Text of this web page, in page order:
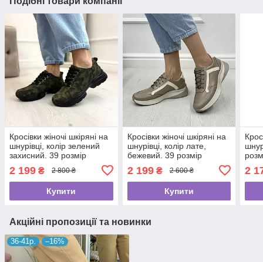
Кросівки жіночі шкіряні на
шнурівці, колір зелений
захисний. 39 розмір
2 199 ₴ 2 800 ₴
Купити
Кросівки жіночі шкіряні на
шнурівці, колір лате,
бежевий. 39 розмір
2 199₴ 2 600 ₴
Купити
2
Акційні пропозиції та новинки
36-41р. –16%